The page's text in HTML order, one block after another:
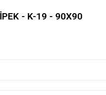
- K-19 - 90X90